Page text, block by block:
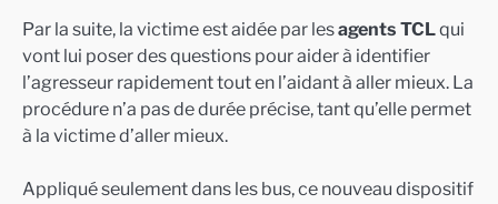
Par la suite, la victime est aidée par lesagents TCLqui
vont lui poser des questions pour aider à identifier
l’agresseur rapidement tout en l’aidant à aller mieux. La
procédure n’a pas de durée précise, tant qu’elle permet
à la victime d’aller mieux.
Appliqué seulement dans les bus, ce nouveau dispositif